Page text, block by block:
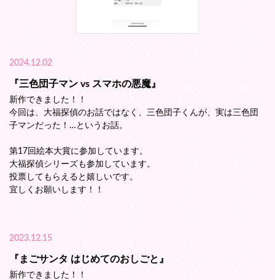
2024.12.02
『三色団子マン vs スマホの悪魔』
新作できました！！
今回は、大福探偵のお話ではなく、三色団子くんが、実は三色団
子マンだった！…というお話。
第17回絵本大賞に参加しています。
大福探偵シリーズも参加しています。
投票してもらえると嬉しいです。
宜しくお願いします！！
2023.12.15
『まごサンタ はじめてのおしごと』
新作できました！！